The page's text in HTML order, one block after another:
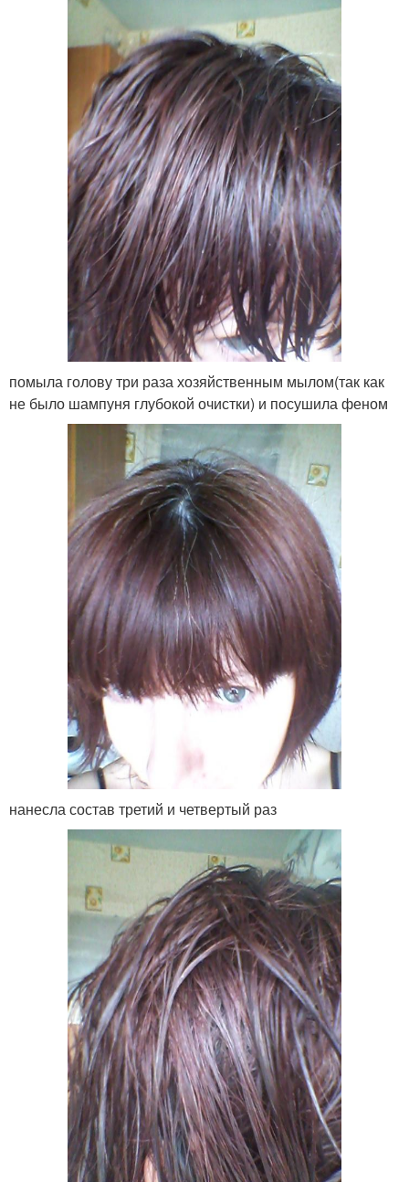
помыла голову три раза хозяйственным мылом(так как
не было шампуня глубокой очистки) и посушила феном
нанесла состав третий и четвертый раз